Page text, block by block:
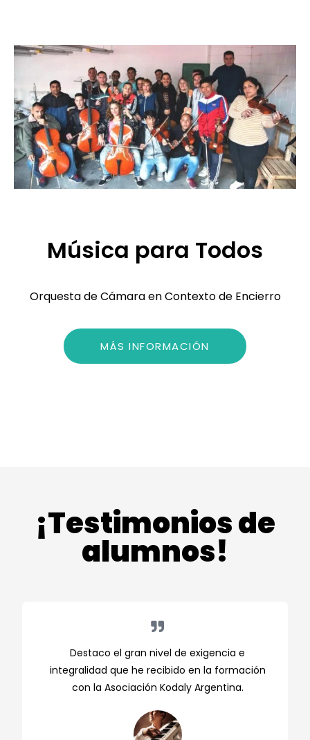
Música para Todos
Orquesta de Cámara en Contexto de Encierro
MÁS INFORMACIÓN
¡Testimonios de
alumnos!
Destaco el gran nivel de exigencia e
integralidad que he recibido en la formación
con la Asociación Kodaly Argentina.